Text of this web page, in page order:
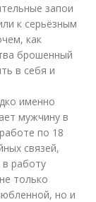
запои
к серьёзным
как
брошенный
в себя и
именно
мужчину в
по 18
связей,
работу
только
но и